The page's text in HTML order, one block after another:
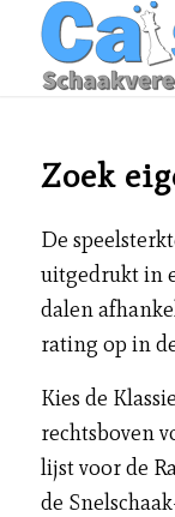
Zoek
De
uitgedrukt in
dalen
rating op in
Kies de
rechtsboven
lijst voor de
de